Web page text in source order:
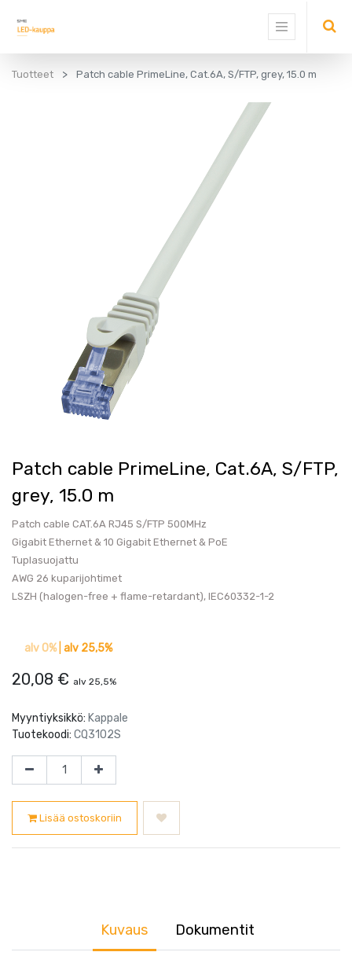
Tuotteet Patch cable PrimeLine, Cat.6A, S/FTP, grey, 15.0 m
Patch cable PrimeLine, Cat.6A, S/FTP,
grey, 15.0 m
Patch cable CAT.6A RJ45 S/FTP 500MHz
Gigabit Ethernet & 10 Gigabit Ethernet & PoE
Tuplasuojattu
AWG 26 kuparijohtimet
LSZH (halogen-free + flame-retardant), IEC60332-1-2
alv 0%| alv 25,5%
20,08 € alv 25,5%
Myyntiyksikkö: Kappale
Tuotekoodi: CQ3102S
Lisää ostoskoriin
Kuvaus Dokumentit